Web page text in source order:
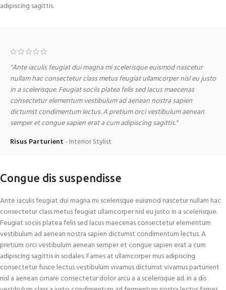
adipiscing sagittis.
"Ante iaculis feugiat dui magna mi scelerisque euismod nascetur
nullam hac consectetur class metus feugiat ullamcorper nisl eu justo
in a scelerisque. Feugiat sociis platea felis sed lacus maecenas
consectetur elementum vestibulum ad aenean nostra sapien
dictumst condimentum lectus. A pretium orci vestibulum aenean
semper et congue sapien erat a cum adipiscing sagittis."
Risus Parturient Interior Stylist
Congue dis suspendisse
Ante iaculis feugiat dui magna mi scelerisque euismod nascetur nullam hac
consectetur class metus feugiat ullamcorper nisl eu justo in a scelerisque.
Feugiat sociis platea felis sed lacus maecenas consectetur elementum
vestibulum ad aenean nostra sapien dictumst condimentum lectus. A
pretium orci vestibulum aenean semper et congue sapien erat a cum
adipiscing sagittis in sodales. Fames at ullamcorper mus adipiscing
consectetur fusce lectus vestibulum vivamus dictumst vivamus parturient
nisl a aenean ornare consectetur dolor arcu a a scelerisque ad. In a dis